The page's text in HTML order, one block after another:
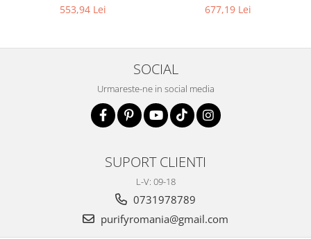
553,94 Lei
677,19 Lei
SOCIAL
Urmareste-ne in social media
SUPORT CLIENTI
L-V: 09-18
0731978789
purifyromania@gmail.com